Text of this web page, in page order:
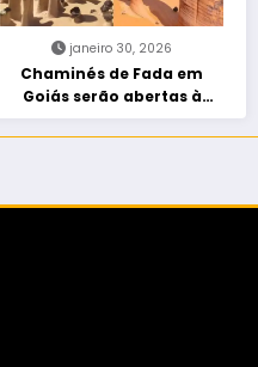
janeiro 30, 2026
Chaminés de Fada em
Goiás serão abertas à
visitação controlada